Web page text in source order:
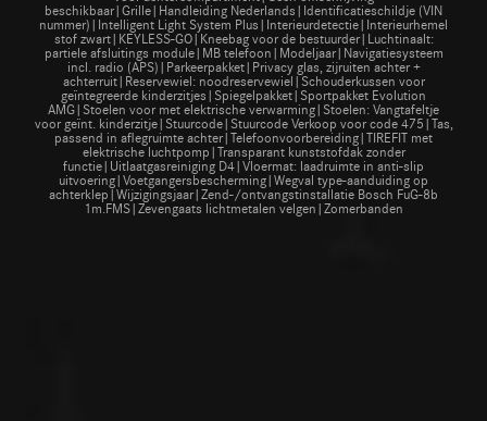
beschikbaar|Grille|Handleiding Nederlands|Identificatieschildje (VIN
nummer)|Intelligent Light System Plus|Interieurdetectie|Interieurhemel
stof zwart|KEYLESS-GO|Kneebag voor de bestuurder|Luchtinaalt:
partiele afsluitings module|MB telefoon|Modeljaar|Navigatiesysteem
incl. radio (APS)|Parkeerpakket|Privacy glas, zijruiten achter +
achterruit|Reservewiel: noodreservewiel|Schouderkussen voor
geïntegreerde kinderzitjes|Spiegelpakket|Sportpakket Evolution
AMG|Stoelen voor met elektrische verwarming|Stoelen: Vangtafeltje
voor geïnt. kinderzitje|Stuurcode|Stuurcode Verkoop voor code 475|Tas,
passend in aflegruimte achter|Telefoonvoorbereiding|TIREFIT met
elektrische luchtpomp|Transparant kunststofdak zonder
functie|Uitlaatgasreiniging D4|Vloermat: laadruimte in anti-slip
uitvoering|Voetgangersbescherming|Wegval type-aanduiding op
achterklep|Wijzigingsjaar|Zend-/ontvangstinstallatie Bosch FuG-8b
1m.FMS|Zevengaats lichtmetalen velgen|Zomerbanden